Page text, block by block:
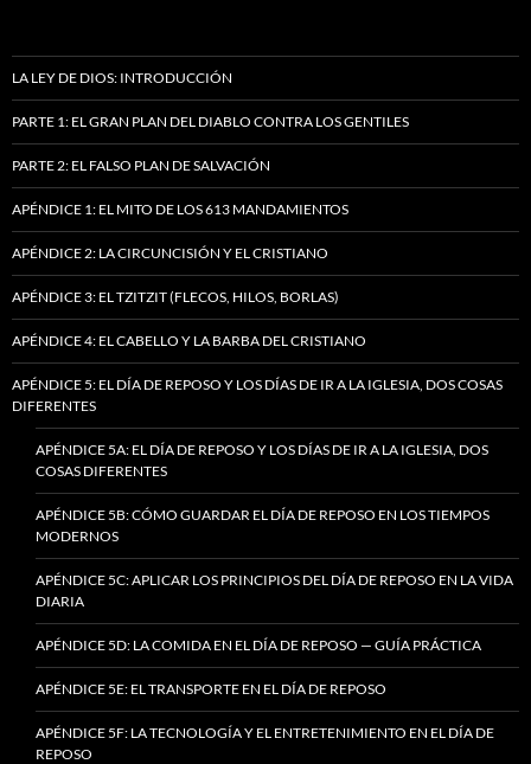
LA LEY DE DIOS: INTRODUCCIÓN
PARTE 1: EL GRAN PLAN DEL DIABLO CONTRA LOS GENTILES
PARTE 2: EL FALSO PLAN DE SALVACIÓN
APÉNDICE 1: EL MITO DE LOS 613 MANDAMIENTOS
APÉNDICE 2: LA CIRCUNCISIÓN Y EL CRISTIANO
APÉNDICE 3: EL TZITZIT (FLECOS, HILOS, BORLAS)
APÉNDICE 4: EL CABELLO Y LA BARBA DEL CRISTIANO
APÉNDICE 5: EL DÍA DE REPOSO Y LOS DÍAS DE IR A LA IGLESIA, DOS COSAS
DIFERENTES
APÉNDICE 5A: EL DÍA DE REPOSO Y LOS DÍAS DE IR A LA IGLESIA, DOS
COSAS DIFERENTES
APÉNDICE 5B: CÓMO GUARDAR EL DÍA DE REPOSO EN LOS TIEMPOS
MODERNOS
APÉNDICE 5C: APLICAR LOS PRINCIPIOS DEL DÍA DE REPOSO EN LA VIDA
DIARIA
APÉNDICE 5D: LA COMIDA EN EL DÍA DE REPOSO — GUÍA PRÁCTICA
APÉNDICE 5E: EL TRANSPORTE EN EL DÍA DE REPOSO
APÉNDICE 5F: LA TECNOLOGÍA Y EL ENTRETENIMIENTO EN EL DÍA DE
REPOSO